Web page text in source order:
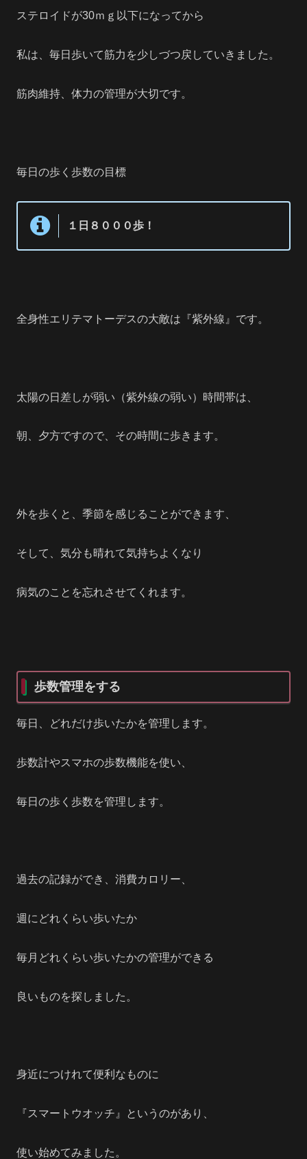
ステロイドが30ｍｇ以下になってから
私は、毎日歩いて筋力を少しづつ戻していきました。
筋肉維持、体力の管理が大切です。
毎日の歩く歩数の目標
１日８０００歩！
全身性エリテマトーデスの大敵は『紫外線』です。
太陽の日差しが弱い（紫外線の弱い）時間帯は、
朝、夕方ですので、その時間に歩きます。
外を歩くと、季節を感じることができます、
そして、気分も晴れて気持ちよくなり
病気のことを忘れさせてくれます。
歩数管理をする
毎日、どれだけ歩いたかを管理します。
歩数計やスマホの歩数機能を使い、
毎日の歩く歩数を管理します。
過去の記録ができ、消費カロリー、
週にどれくらい歩いたか
毎月どれくらい歩いたかの管理ができる
良いものを探しました。
身近につけれて便利なものに
『スマートウオッチ』というのがあり、
使い始めてみました。